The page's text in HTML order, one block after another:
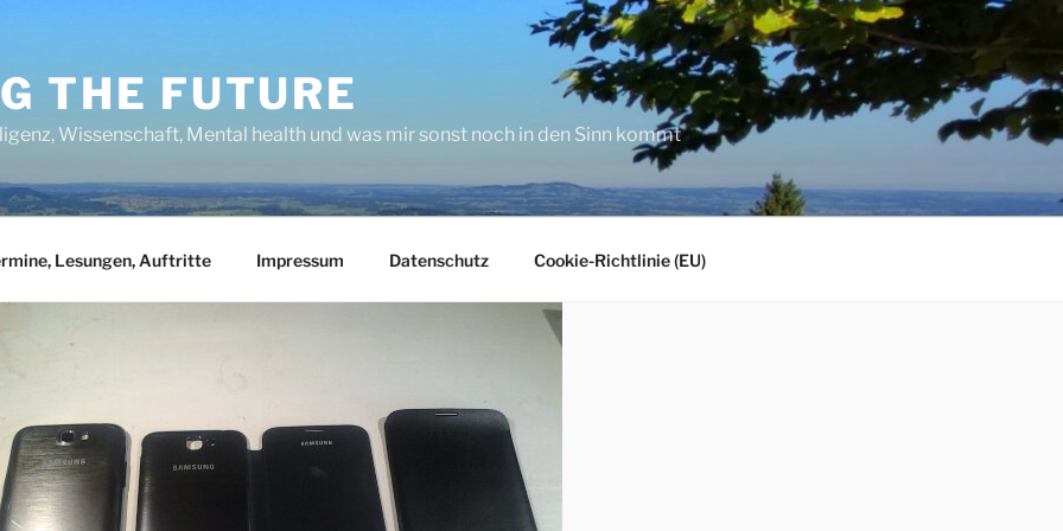
THE FUTURE
Wissenschaft, Mental health und was mir sonst noch in den Sinn kommt
Lesungen, Auftritte Impressum Datenschutz Cookie-Richtlinie (EU)